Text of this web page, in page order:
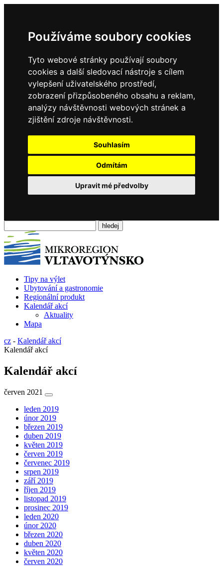
Používáme soubory cookies
Tyto webové stránky používají soubory
cookies a další sledovací nástroje s cílem
vylepšení uživatelského prostředí,
zobrazení přizpůsobeného obsahu a reklam,
analýzy návštěvnosti webových stránek a
zjištění zdroje návštěvnosti.
Souhlasím
Odmítám
Upravit mé předvolby
Tipy na výlet
Ubytování a gastronomie
Regionální produkt
Kalendář akcí
Aktuality
Mapa
cz - Kalendář akcí
Kalendář akcí
Kalendář akcí
červen 2021
leden 2019
únor 2019
březen 2019
duben 2019
květen 2019
červen 2019
červenec 2019
srpen 2019
září 2019
říjen 2019
listopad 2019
prosinec 2019
leden 2020
únor 2020
březen 2020
duben 2020
květen 2020
červen 2020